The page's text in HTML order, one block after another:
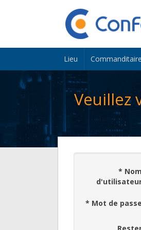
Lieu
Veuillez
* Nom
* Mot de passe